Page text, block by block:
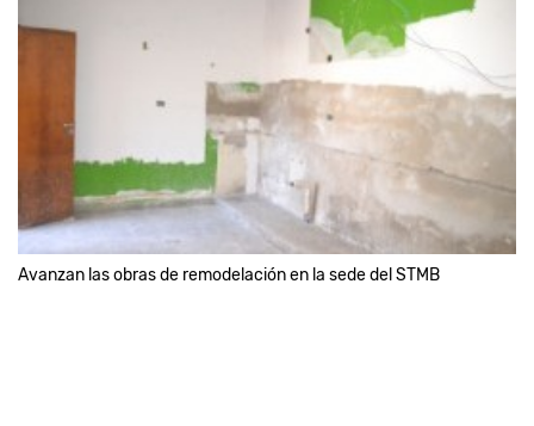
Avanzan las obras de remodelación en la sede del STMB